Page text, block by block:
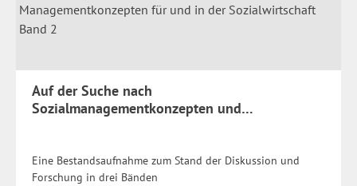
Auf der Suche nach
Sozialmanagementkonzepten und
Eine Bestandsaufnahme zum Stand der Diskussion und
Forschung in drei Bänden